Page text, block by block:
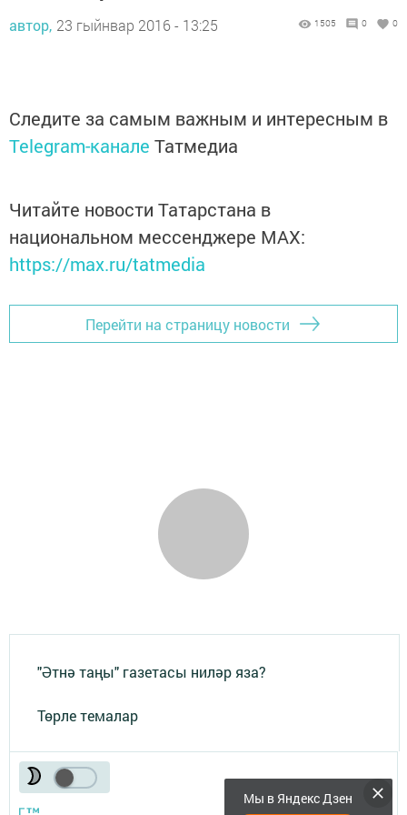
автор, 23 гыйнвар 2016 - 13:25 1505 0 0
Следите за самым важным и интересным в
Telegram-канале Татмедиа
Читайте новости Татарстана в
национальном мессенджере MАХ:
https://max.ru/tatmedia
Перейти на страницу новости
"Әтнә таңы" газетасы ниләр яза?
Төрле темалар
Мы в Яндекс Дзен